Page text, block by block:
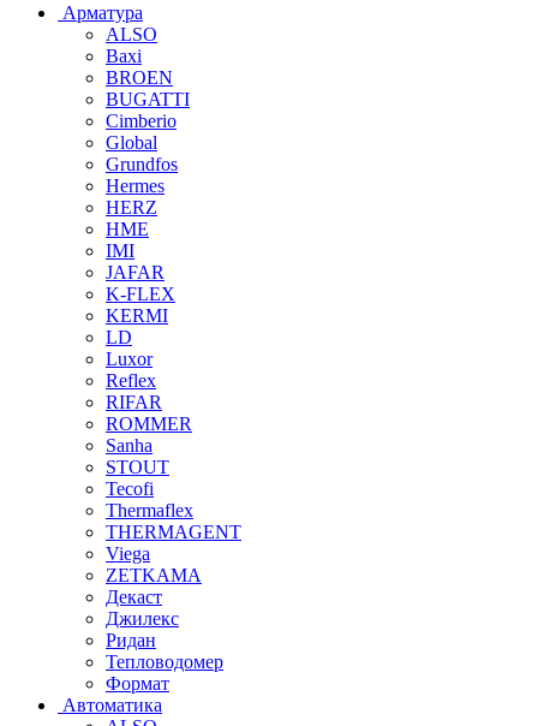
Арматура
ALSO
Baxi
BROEN
BUGATTI
Cimberio
Global
Grundfos
Hermes
HERZ
HME
IMI
JAFAR
K-FLEX
KERMI
LD
Luxor
Reflex
RIFAR
ROMMER
Sanha
STOUT
Tecofi
Thermaflex
THERMAGENT
Viega
ZETKAMA
Декаст
Джилекс
Ридан
Тепловодомер
Формат
Автоматика